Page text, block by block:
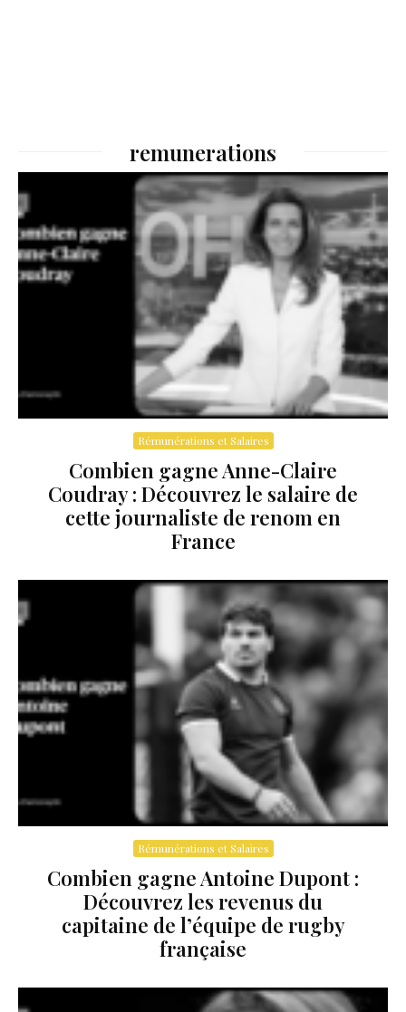
remunerations
Rémunérations et Salaires
Combien gagne Anne-Claire
Coudray : Découvrez le salaire de
cette journaliste de renom en
France
Rémunérations et Salaires
Combien gagne Antoine Dupont :
Découvrez les revenus du
capitaine de l’équipe de rugby
française